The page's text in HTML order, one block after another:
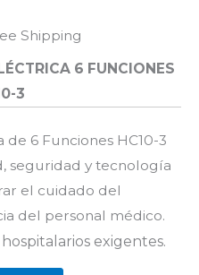
Shipping
6 FUNCIONES
3
de 6 Funciones HC10-3
seguridad y tecnología
el cuidado del
del personal médico.
exigentes.